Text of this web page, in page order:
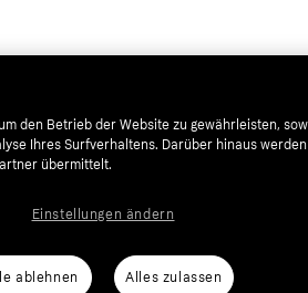
den Betrieb der Website zu gewährleisten,
Ihres Surfverhaltens. Darüber hinaus
übermittelt.
ablehnen Alles zulassen
Einstellungen ändern